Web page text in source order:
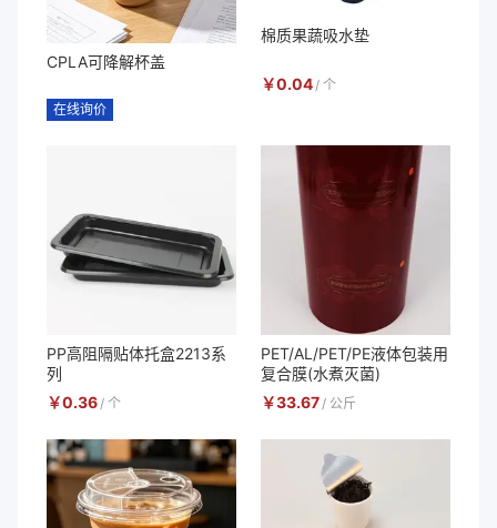
CPLA可降解杯盖
在线询价
棉质果蔬吸水垫
￥0.04 / 个
PP高阻隔贴体托盒2213系
列
￥0.36 / 个
PET/AL/PET/PE液体包装用
复合膜(水煮灭菌)
￥33.67 / 公斤